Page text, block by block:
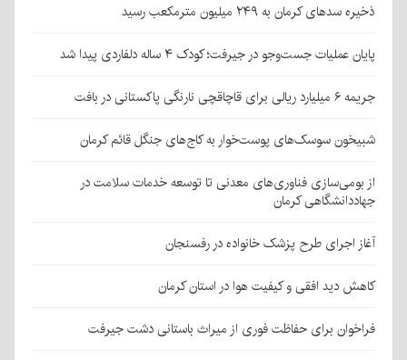
ذخیره سدهای کرمان به ۲۴۹ میلیون مترمکعب رسید
پایان عملیات جست‌وجو در جیرفت؛ کودک ۴ ساله دلفاردی پیدا شد
جریمه ۶ میلیارد ریالی برای قاچاقچی نارنگی پاکستانی در بافت
شبیخون سوسک‌های پوست‌خوار به کاج‌های جنگل قائم کرمان
از بومی‌سازی فناوری‌های معدنی تا توسعه خدمات سلامت در
جهاددانشگاهی کرمان
آغاز اجرای طرح پزشک خانواده در رفسنجان
کاهش دید افقی و کیفیت هوا در استان کرمان
فراخوان برای حفاظت فوری از میراث باستانی دشت جیرفت